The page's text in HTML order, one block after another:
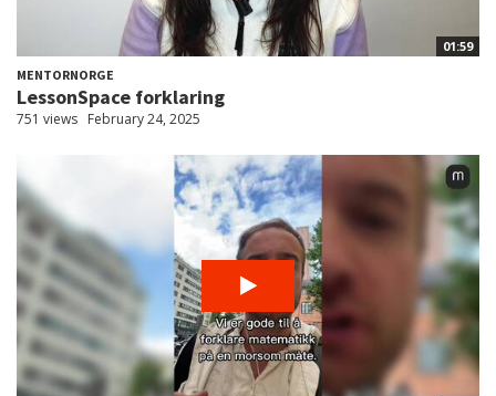
01:59
MENTORNORGE
LessonSpace forklaring
751 views February 24, 2025